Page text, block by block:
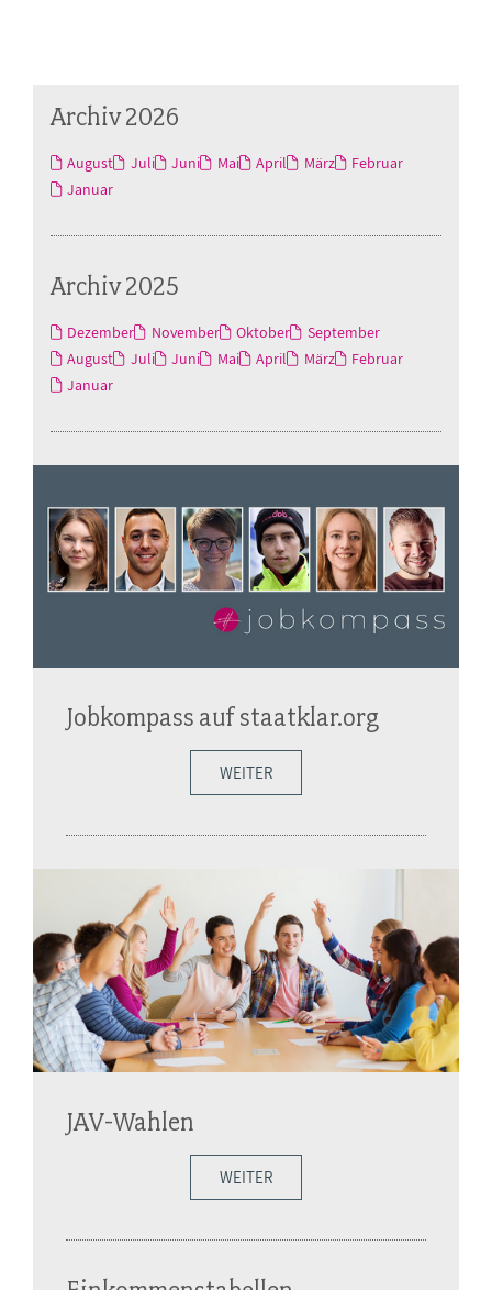
Archiv 2026
August Juli Juni Mai April März
Februar
Januar
Archiv 2025
Dezember November Oktober
September
August
Juli Juni Mai April März
Februar
Januar
Jobkompass auf staatklar.org
WEITER
JAV-Wahlen
WEITER